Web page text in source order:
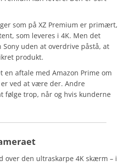
som på XZ Premium er primært,
som leveres i 4K. Men det
uden at overdrive påstå, at
produkt.
en aftale med Amazon Prime om
ved at være der. Andre
følge trop, når og hvis kunderne
over den ultraskarpe 4K skærm – i